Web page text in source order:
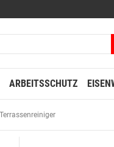
ARBEITSSCHUTZ
Terrassenreiniger